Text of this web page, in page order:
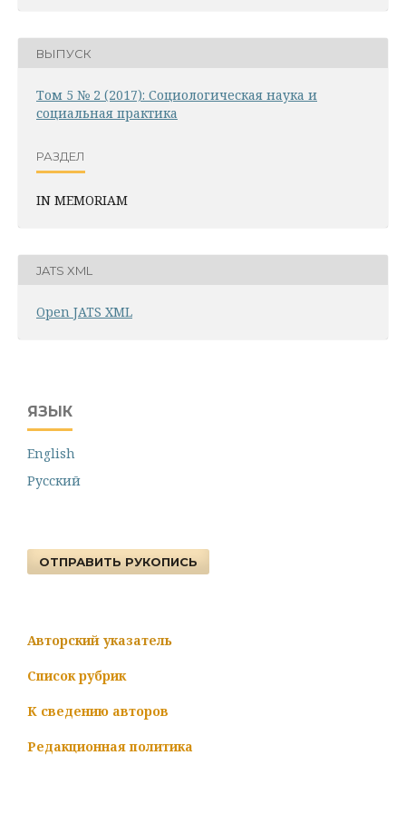
ВЫПУСК
Том 5 № 2 (2017): Социологическая наука и
социальная практика
РАЗДЕЛ
IN MEMORIAM
JATS XML
Open JATS XML
ЯЗЫК
English
Русский
ОТПРАВИТЬ РУКОПИСЬ
Авторский указатель
Список рубрик
К сведению авторов
Редакционная политика